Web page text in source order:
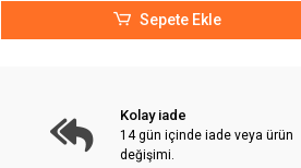
Sepete Ekle
Kolay iade
14 gün içinde iade veya ürün
değişimi.